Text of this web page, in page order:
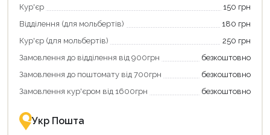
щоб
зекономити
та
отримати
переваги!
картою
єКнига
–
зручно
та
«Національний
кешбек»
та
отримуйте
повернення
Економте
більше
разом
державною
підтримкою!
Кур'єр
150 грн
Відділення (для мольбертів)
180 грн
Кур'єр (для мольбертів)
250 грн
Замовлення до відділення від 900грн
безкоштовно
Замовлення до поштомату від 700грн
безкоштовно
Замовлення кур'єром від 1600грн
безкоштовно
Укр Пошта